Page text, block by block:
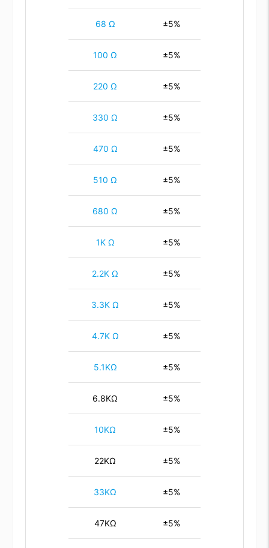
68 Ω ±5%
100 Ω ±5%
220 Ω ±5%
330 Ω ±5%
470 Ω ±5%
510 Ω ±5%
680 Ω ±5%
1K Ω ±5%
2.2K Ω ±5%
3.3K Ω ±5%
4.7K Ω ±5%
5.1KΩ ±5%
6.8KΩ ±5%
10KΩ ±5%
22KΩ ±5%
33KΩ ±5%
47KΩ ±5%